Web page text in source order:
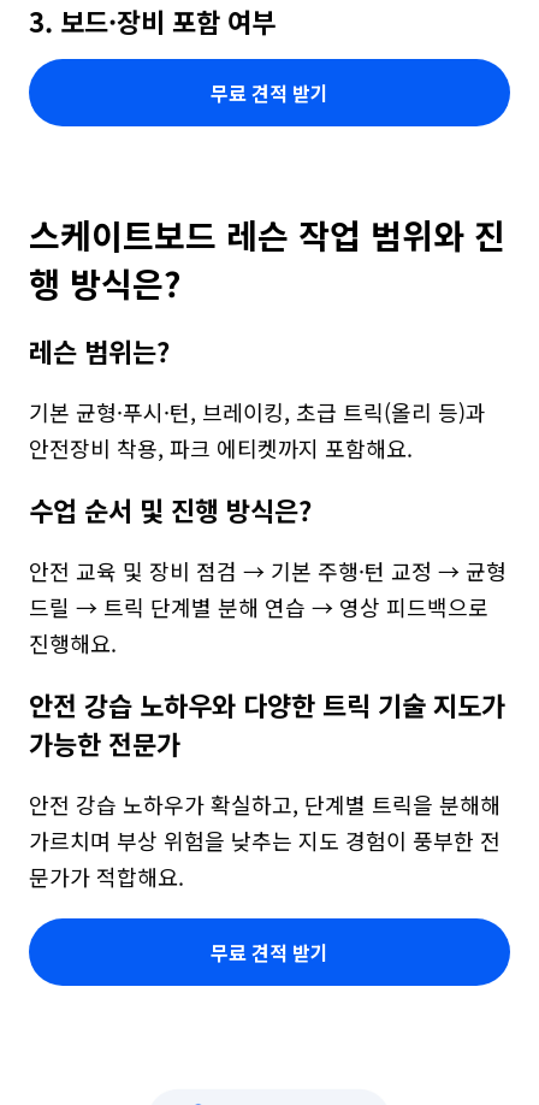
3. 보드·장비 포함 여부
무료 견적 받기
스케이트보드 레슨 작업 범위와 진
행 방식은?
레슨 범위는?
기본 균형·푸시·턴, 브레이킹, 초급 트릭(올리 등)과
안전장비 착용, 파크 에티켓까지 포함해요.
수업 순서 및 진행 방식은?
안전 교육 및 장비 점검 → 기본 주행·턴 교정 → 균형
드릴 → 트릭 단계별 분해 연습 → 영상 피드백으로
진행해요.
안전 강습 노하우와 다양한 트릭 기술 지도가
가능한 전문가
안전 강습 노하우가 확실하고, 단계별 트릭을 분해해
가르치며 부상 위험을 낮추는 지도 경험이 풍부한 전
문가가 적합해요.
무료 견적 받기